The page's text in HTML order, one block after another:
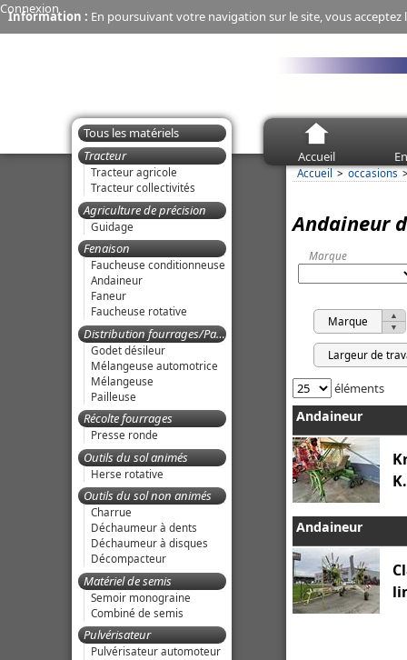
Information : En poursuivant votre navigation sur le site, vous
Connexion
Accueil
Tous les matériels
Tracteur
Tracteur agricole
Tracteur collectivités
Agriculture de précision
Guidage
Fenaison
Faucheuse conditionneuse
Andaineur
Faneur
Faucheuse rotative
Distribution fourrages/Paillage
Godet désileur
Mélangeuse automotrice
Mélangeuse
Pailleuse
Récolte fourrages
Presse ronde
Outils du sol animés
Herse rotative
Outils du sol non animés
Charrue
Déchaumeur à dents
Déchaumeur à disques
Décompacteur
Matériel de semis
Semoir monograine
Combiné de semis
Pulvérisateur
Pulvérisateur automoteur
Accueil occasions
Andaineur
Marque
Marque
Largeur de
éléments
Andaineur
Andaineur